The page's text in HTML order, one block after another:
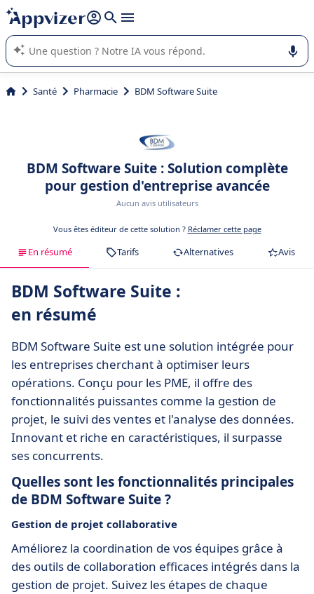
répondre (plusieurs lignes avec
L'IA de Appvizer vous guide dans l'utilisation ou la sélection de
logiciel SaaS en entreprise.
Santé Pharmacie BDM Software Suite
BDM Software Suite : Solution complète
pour gestion d'entreprise avancée
Aucun avis utilisateurs
Vous êtes éditeur de cette solution ? Réclamer cette page
En résumé Tarifs Alternatives Avis
BDM Software Suite :
en résumé
BDM Software Suite est une solution intégrée pour
les entreprises cherchant à optimiser leurs
opérations. Conçu pour les PME, il offre des
fonctionnalités puissantes comme la gestion de
projet, le suivi des ventes et l'analyse des données.
Innovant et riche en caractéristiques, il surpasse
ses concurrents.
Quelles sont les fonctionnalités principales
de BDM Software Suite ?
Gestion de projet collaborative
Améliorez la coordination de vos équipes grâce à
des outils de collaboration efficaces intégrés dans la
gestion de projet. Suivez les étapes de chaque